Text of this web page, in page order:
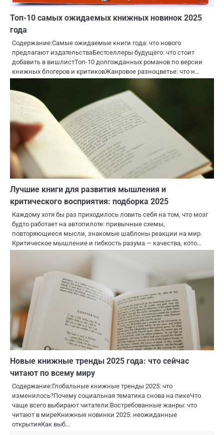
Топ-10 самых ожидаемых книжных новинок 2025
года
Содержание:Самые ожидаемые книги года: что нового
предлагают издательстваБестселлеры будущего: что стоит
добавить в вишлистТоп-10 долгожданных романов по версии
книжных блогеров и критиковЖанровое разноцветье: что н…
Лучшие книги для развития мышления и
критического восприятия: подборка 2025
Каждому хотя бы раз приходилось ловить себя на том, что мозг
будто работает на автопилоте: привычные схемы,
повторяющиеся мысли, знакомые шаблоны реакции на мир.
Критическое мышление и гибкость разума — качества, кото…
Новые книжные тренды 2025 года: что сейчас
читают по всему миру
Содержание:Глобальные книжные тренды 2025: что
изменилось?Почему социальная тематика снова на пикеЧто
чаще всего выбирают читатели:Востребованные жанры: что
читают в миреКнижные новинки 2025: неожиданные
открытияКак выб…